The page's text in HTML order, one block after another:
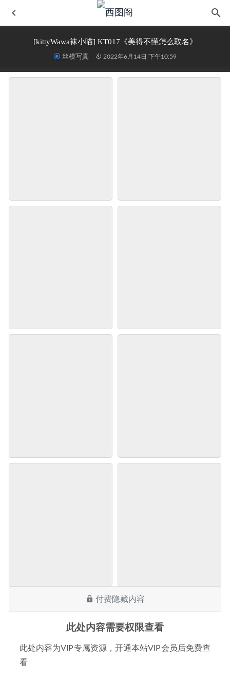
[kittyWawa袜小喵] KT017《美得不懂怎么取名》
丝模写真 2022年6月14日 下午10:59
付费隐藏内容
此处内容需要权限查看
此处内容为VIP专属资源，开通本站VIP会员后免费查
看
动漫Coser@小糖果微甜 你小子还不知足吗？ 2024-08-11